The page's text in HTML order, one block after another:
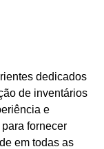
dedicados
de inventários
e
fornecer
em todas as